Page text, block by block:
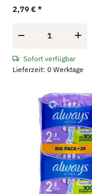
2,79 €*
Sofort verfügbar
Lieferzeit: 0 Werktage